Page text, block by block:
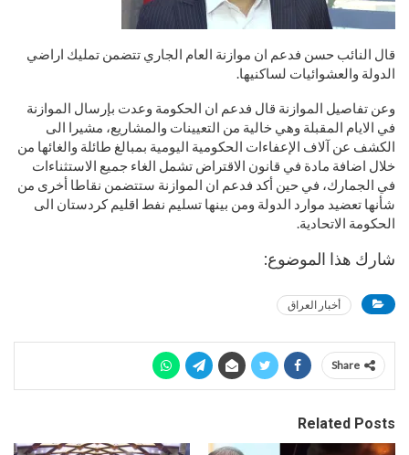
قال النائب حسن فدعم ان موازنة العام الجاري تتضمن تمليك اراضي
الدولة والعشوائيات لساكنيها.
وعن تفاصيل الموازنة قال فدعم ان الحكومة وعدت بإرسال الموازنة
في الايام المقبلة وهي خالية من التعيينات والمشاريع، مشيرا الى
الكشف عن آلاف الإعفاءات الحكومية اليومية بمبالغ طائلة والغائها من
خلال اضافة مادة في قانون الاقتراض تشمل الغاء جميع الاستثناءات
في الجمارك، في حين أكد فدعم ان الموازنة ستتضمن نقاطا أخرى من
شأنها تعضيد موارد الدولة ومن بينها تسليم نفط اقليم كردستان الى
الحكومة الاتحادية.
شارك هذا الموضوع:
أخبار العراق
Share
Related Posts